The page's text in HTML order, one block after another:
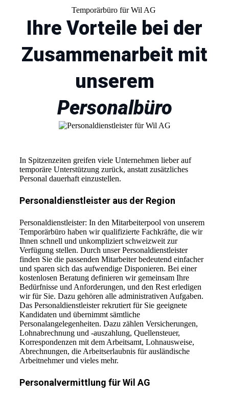
Temporärbüro für Wil AG
Ihre Vorteile bei der
Zusammenarbeit mit
unserem
Personalbüro
In Spitzenzeiten greifen viele Unternehmen lieber auf
temporäre Unterstützung zurück, anstatt zusätzliches
Personal dauerhaft einzustellen.
Personaldienstleister aus der Region
Personaldienstleister: In den Mitarbeiterpool von unserem
Temporärbüro haben wir qualifizierte Fachkräfte, die wir
Ihnen schnell und unkompliziert schweizweit zur
Verfügung stellen. Durch unser Personaldienstleister
finden Sie die passenden Mitarbeiter bedeutend einfacher
und sparen sich das aufwendige Disponieren. Bei einer
kostenlosen Beratung definieren wir gemeinsam Ihre
Bedürfnisse und Anforderungen, und den Rest erledigen
wir für Sie. Dazu gehören alle administrativen Aufgaben.
Das Personaldienstleister rekrutiert für Sie geeignete
Kandidaten und übernimmt sämtliche
Personalangelegenheiten. Dazu zählen Versicherungen,
Lohnabrechnung und -auszahlung, Quellensteuer,
Korrespondenzen mit dem Arbeitsamt, Lohnausweise,
Abrechnungen, die Arbeitserlaubnis für ausländische
Arbeitnehmer und vieles mehr.
Personalvermittlung für Wil AG